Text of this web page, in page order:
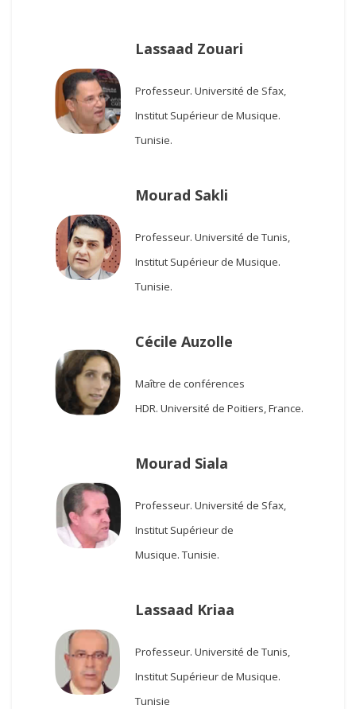
Lassaad Zouari
Professeur. Université de Sfax,
Institut Supérieur de Musique.
Tunisie.
Mourad Sakli
Professeur. Université de Tunis,
Institut Supérieur de Musique.
Tunisie.
Cécile Auzolle
Maître de conférences
HDR. Université de Poitiers, France.
Mourad Siala
Professeur. Université de Sfax,
Institut Supérieur de
Musique.Tunisie.
Lassaad Kriaa
Professeur. Université de Tunis,
Institut Supérieur de Musique.
Tunisie